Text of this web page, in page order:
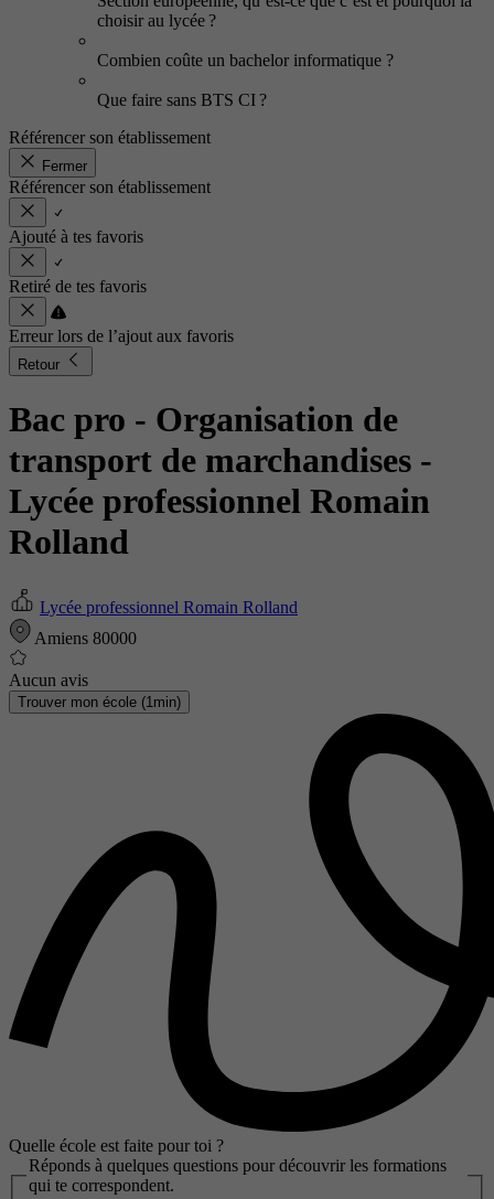
choisir au lycée ?
Combien coûte un bachelor informatique ?
Que faire sans BTS CI ?
Référencer son établissement
Fermer
Référencer son établissement
Ajouté à tes favoris
Retiré de tes favoris
Erreur lors de l’ajout aux favoris
Retour
Bac pro - Organisation de
transport de marchandises -
Lycée professionnel Romain
Rolland
Lycée professionnel Romain Rolland
Amiens 80000
Aucun avis
Trouver mon école (1min)
Quelle école est faite pour toi ?
Réponds à quelques questions pour découvrir les formations
qui te correspondent.